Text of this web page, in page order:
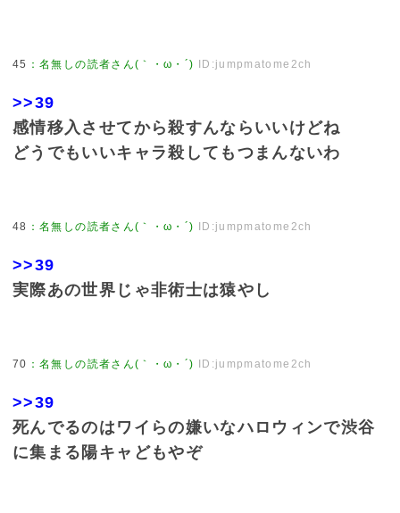
45 ：名無しの読者さん(｀・ω・´) ID:jumpmatome2ch
>>39
感情移入させてから殺すんならいいけどね
どうでもいいキャラ殺してもつまんないわ
48 ：名無しの読者さん(｀・ω・´) ID:jumpmatome2ch
>>39
実際あの世界じゃ非術士は猿やし
70 ：名無しの読者さん(｀・ω・´) ID:jumpmatome2ch
>>39
死んでるのはワイらの嫌いなハロウィンで渋谷
に集まる陽キャどもやぞ